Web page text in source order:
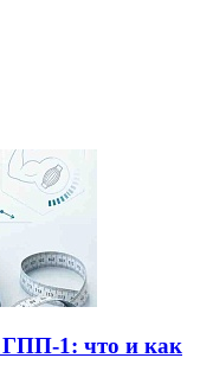
ГПП-1: что и как